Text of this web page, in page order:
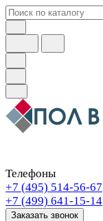
Телефоны
+7 (495) 514-56-67
+7 (499) 641-15-14
Заказать звонок